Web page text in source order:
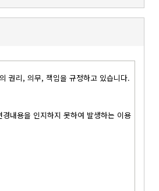
권리, 의무, 책임을 규정하고 있습니다.
내용을 인지하지 못하여 발생하는 이용